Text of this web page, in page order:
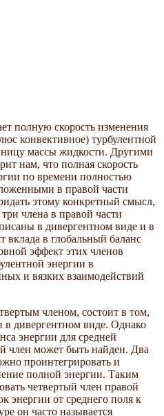
полную скорость изменения
конвективное) турбулентной
массы жидкости. Другими
нам, что полная скорость
по времени полностью
в правой части
этому конкретный смысл,
члена в правой части
в дивергентном виде и в
вклада в глобальный баланс
эффект этих членов
энергии в
и вязких взаимодействий
членом, состоит в том,
в дивергентном виде. Однако
энергии для средней
член может быть найден. Два
проинтегрировать и
полной энергии. Таким
четвертый член правой
энергии от среднего поля к
он часто называется